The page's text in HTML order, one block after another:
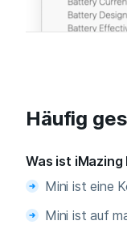
Häufig
Was ist iMazing
Mini ist eine
Mini ist auf